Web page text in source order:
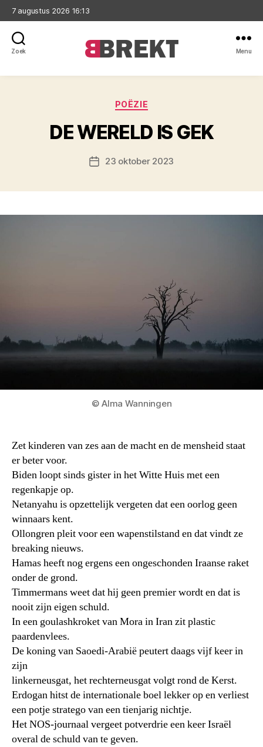
7 augustus 2026 16:13
Zoek Menu
Categorieën
POËZIE
DE WERELD IS GEK
Berichtdatum
23 oktober 2023
© Alma Wanningen
Zet kinderen van zes aan de macht en de mensheid staat
er beter voor.
Biden loopt sinds gister in het Witte Huis met een
regenkapje op.
Netanyahu is opzettelijk vergeten dat een oorlog geen
winnaars kent.
Ollongren pleit voor een wapenstilstand en dat vindt ze
breaking nieuws.
Hamas heeft nog ergens een ongeschonden Iraanse raket
onder de grond.
Timmermans weet dat hij geen premier wordt en dat is
nooit zijn eigen schuld.
In een goulashkroket van Mora in Iran zit plastic
paardenvlees.
De koning van Saoedi-Arabië peutert daags vijf keer in
zijn
linkerneusgat, het rechterneusgat volgt rond de Kerst.
Erdogan hitst de internationale boel lekker op en verliest
een potje stratego van een tienjarig nichtje.
Het NOS-journaal vergeet potverdrie een keer Israël
overal de schuld van te geven.